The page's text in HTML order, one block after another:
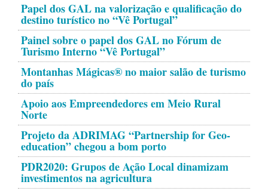
Papel dos GAL na valorização e qualificação do
destino turístico no “Vê Portugal”
Painel sobre o papel dos GAL no Fórum de
Turismo Interno “Vê Portugal”
Montanhas Mágicas® no maior salão de turismo
do país
Apoio aos Empreendedores em Meio Rural
Norte
Projeto da ADRIMAG “Partnership for Geo-
education” chegou a bom porto
PDR2020: Grupos de Ação Local dinamizam
investimentos na agricultura